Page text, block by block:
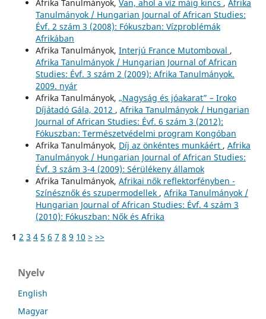
Afrika Tanulmányok, Van, ahol a víz máig kincs , Afrika
Tanulmányok / Hungarian Journal of African Studies:
Évf. 2 szám 3 (2008): Fókuszban: Vízproblémák
Afrikában
Afrika Tanulmányok, Interjú France Mutomboval ,
Afrika Tanulmányok / Hungarian Journal of African
Studies: Évf. 3 szám 2 (2009): Afrika Tanulmányok.
2009. nyár
Afrika Tanulmányok, „Nagyság és jóakarat” – Iroko
Díjátadó Gála, 2012 , Afrika Tanulmányok / Hungarian
Journal of African Studies: Évf. 6 szám 3 (2012):
Fókuszban: Természetvédelmi program Kongóban
Afrika Tanulmányok, Díj az önkéntes munkáért , Afrika
Tanulmányok / Hungarian Journal of African Studies:
Évf. 3 szám 3-4 (2009): Sérülékeny államok
Afrika Tanulmányok, Afrikai nők reflektorfényben -
Színésznők és szupermodellek , Afrika Tanulmányok /
Hungarian Journal of African Studies: Évf. 4 szám 3
(2010): Fókuszban: Nők és Afrika
1 2 3 4 5 6 7 8 9 10 > >>
Nyelv
English
Magyar